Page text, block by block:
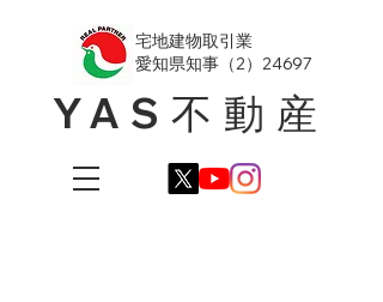
YAS不動産
​宅地建物取引業
愛知県知事（2）24697